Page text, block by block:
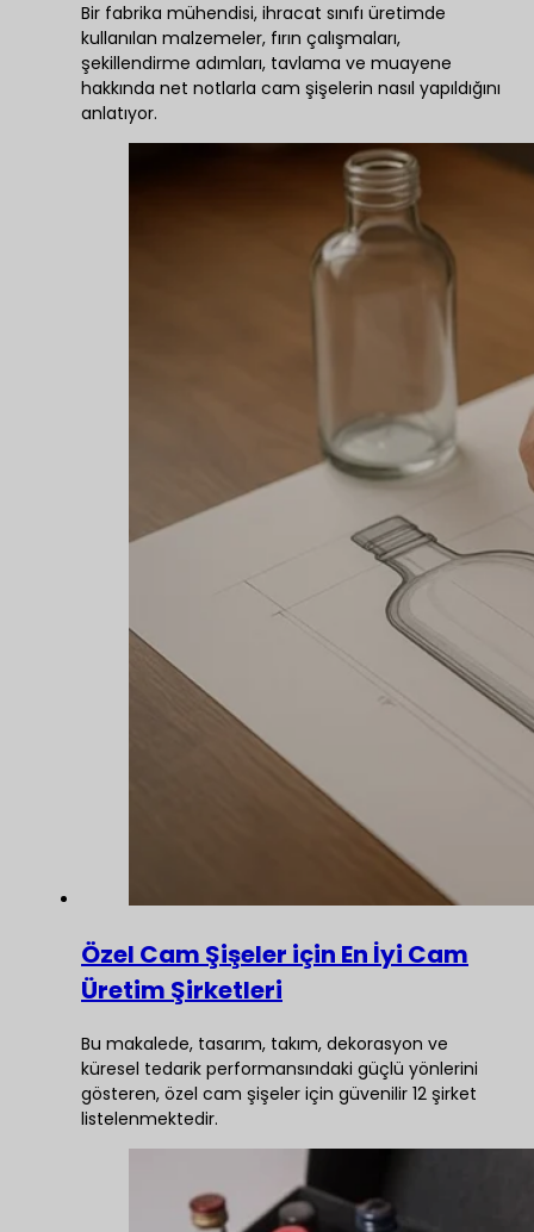
Bir fabrika mühendisi, ihracat sınıfı üretimde
kullanılan malzemeler, fırın çalışmaları,
şekillendirme adımları, tavlama ve muayene
hakkında net notlarla cam şişelerin nasıl yapıldığını
anlatıyor.
Özel Cam Şişeler için En İyi Cam
Üretim Şirketleri
Bu makalede, tasarım, takım, dekorasyon ve
küresel tedarik performansındaki güçlü yönlerini
gösteren, özel cam şişeler için güvenilir 12 şirket
listelenmektedir.